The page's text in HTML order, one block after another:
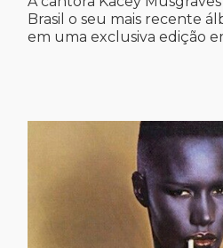
Brasil o seu mais recente
em uma exclusiva edição